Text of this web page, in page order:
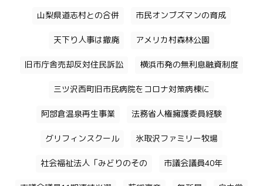
山梨県道志村との合併 市民オンブズマンの育成
天下り人事は撤廃 アメリカ村森林公園
旧市庁舎売却反対住民訴訟 横浜市発の無利息融資制度
三ツ沢西町旧市民病院をコロナ対策病棟に
阿部倉温泉再生事業 法務省人権擁護委員経験
グリフィンスクール 氷取沢ファミリー牧場
社会福祉法人「みどりのその 市議会議員40年